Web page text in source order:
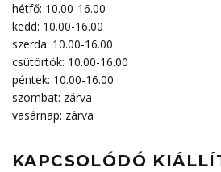
hétfő: 10.00-16.00
kedd: 10.00-16.00
szerda: 10.00-16.00
csütörtök: 10.00-16.00
péntek: 10.00-16.00
szombat: zárva
vasárnap: zárva
KAPCSOLÓDÓ